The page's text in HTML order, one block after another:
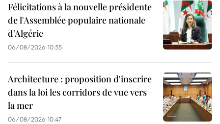
Félicitations à la nouvelle présidente
de l'Assemblée populaire nationale
d’Algérie
06/08/2026 10:55
Architecture : proposition d'inscrire
dans la loi les corridors de vue vers
la mer
06/08/2026 10:47